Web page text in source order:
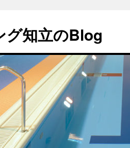
グ知立のBlog